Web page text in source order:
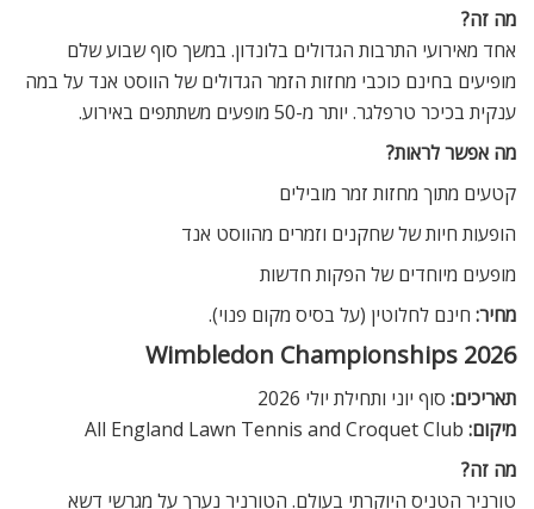
מה זה?
אחד מאירועי התרבות הגדולים בלונדון. במשך סוף שבוע שלם
מופיעים בחינם כוכבי מחזות הזמר הגדולים של הווסט אנד על במה
ענקית בכיכר טרפלגר. יותר מ-50 מופעים משתתפים באירוע.
מה אפשר לראות?
קטעים מתוך מחזות זמר מובילים
הופעות חיות של שחקנים וזמרים מהווסט אנד
מופעים מיוחדים של הפקות חדשות
מחיר: חינם לחלוטין (על בסיס מקום פנוי).
Wimbledon Championships 2026
תאריכים: סוף יוני ותחילת יולי 2026
מיקום:
מה זה?
טורניר הטניס היוקרתי בעולם. הטורניר נערך על מגרשי דשא